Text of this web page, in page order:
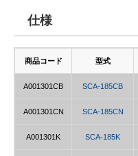
仕様
商品コード 型式
A001301CB SCA-185CB
A001301CN SCA-185CN
A001301K SCA-185K